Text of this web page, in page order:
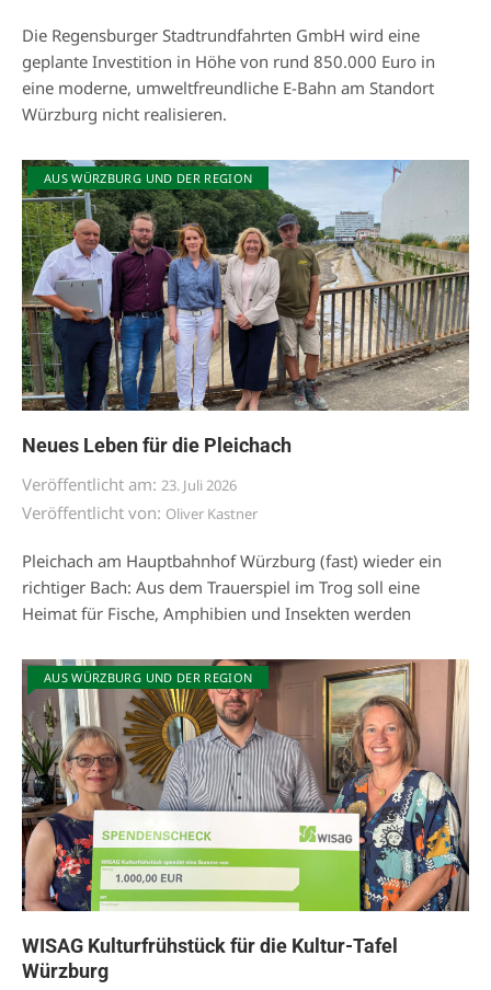
Die Regensburger Stadtrundfahrten GmbH wird eine
geplante Investition in Höhe von rund 850.000 Euro in
eine moderne, umweltfreundliche E-Bahn am Standort
Würzburg nicht realisieren.
AUS WÜRZBURG UND DER REGION
Neues Leben für die Pleichach
Veröffentlicht am: 23. Juli 2026
Veröffentlicht von: Oliver Kastner
Pleichach am Hauptbahnhof Würzburg (fast) wieder ein
richtiger Bach: Aus dem Trauerspiel im Trog soll eine
Heimat für Fische, Amphibien und Insekten werden
AUS WÜRZBURG UND DER REGION
WISAG Kulturfrühstück für die Kultur-Tafel
Würzburg